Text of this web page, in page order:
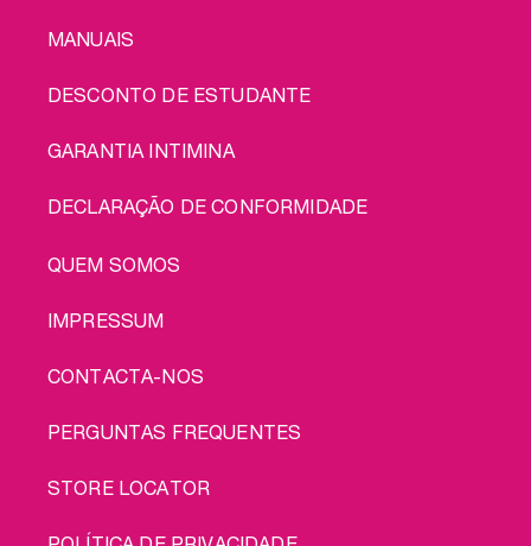
MANUAIS
DESCONTO DE ESTUDANTE
GARANTIA INTIMINA
DECLARAÇÃO DE CONFORMIDADE
LEGAL
QUEM SOMOS
IMPRESSUM
CONTACTA-NOS
PERGUNTAS FREQUENTES
STORE LOCATOR